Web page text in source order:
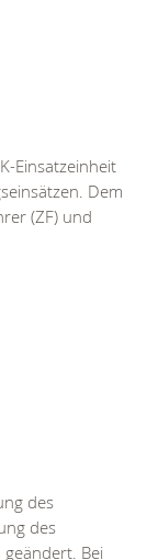
Einsatzeinheit
Dem
(ZF) und
des
des
Bei